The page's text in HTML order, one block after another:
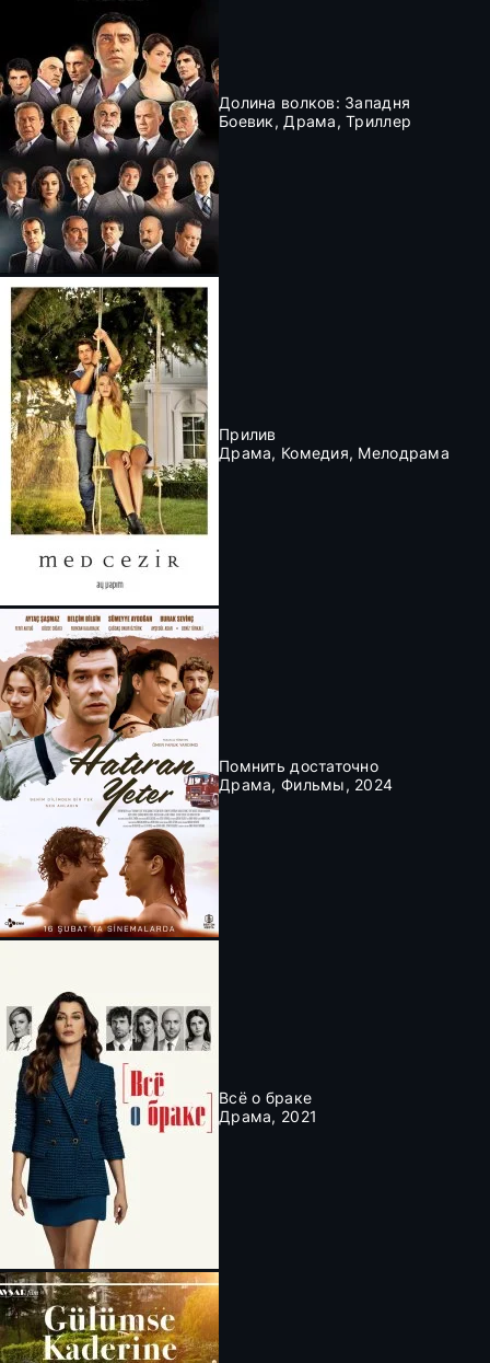
Долина волков: Западня
Боевик, Драма, Триллер
Прилив
Драма, Комедия, Мелодрама
Помнить достаточно
Драма, Фильмы, 2024
Всё о браке
Драма, 2021